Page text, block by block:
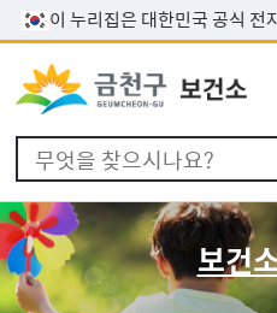
본문
이 누리집은 대한민국 공식 전
보건